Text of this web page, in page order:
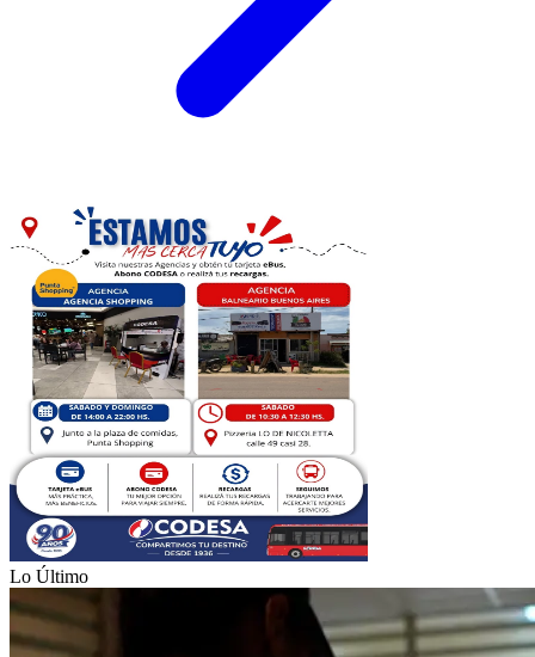
Lo Último